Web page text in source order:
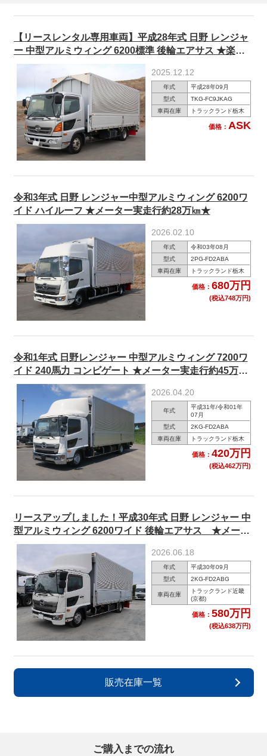
【リースレンタル専用車両】平成28年式 日野 レンジャ
ー 中型アルミウィング 6200標準 後輪エアサス ★楽の
りパック施工済み！★
2025.12.12
年式
平成28年09月
型式
TKG-FC9JKAG
車両在庫
トラックランド栃木
価格： ASK
令和3年式 日野 レンジャー中型アルミウィング 6200ワ
イド ハイルーフ ★メーター実走行約28万㎞★
2026.02.10
年式
令和03年08月
型式
2PG-FD2ABA
車両在庫
トラックランド栃木
価格： 680万円
(税込748万円)
令和1年式 日野レンジャー 中型アルミウィング 7200ワ
イド 240馬力 コンビゲート ★メーター実走行約45万
km★
2026.04.20
年式
平成31年/令和01年
07月
型式
2KG-FD2ABA
車両在庫
トラックランド栃木
価格： 420万円
(税込462万円)
リースアップしました！平成30年式 日野 レンジャー 中
型アルミウィング 6200ワイド 後輪エアサス ★メータ
ー実走行約19万km/R9年4月迄車検付/点検記録簿付★
2026.06.18
年式
平成30年09月
型式
2KG-FD2ABG
車両在庫
トラックランド近畿
(京都)
価格： 580万円
(税込638万円)
販売在庫一覧
ご購入までの流れ